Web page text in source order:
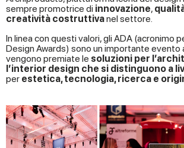
sempre promotrice di innovazione,
creatività costruttivanel settore.
In linea con questi valori, gli ADA (acronimo
Design Awards) sono un importante evento
vengono premiate le soluzioni per
l’interior design che si distinguono a
per estetica, tecnologia, ricerca e